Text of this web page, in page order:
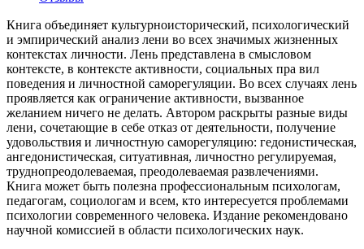
Книга объединяет культурно­исторический, психологический
и эмпирический анализ лени во всех значимых жизненных
контекстах личности. Лень представлена в смысловом
контексте, в контексте активности, социальных пра­ вил
поведения и личностной саморегуляции. Во всех случаях лень
проявляется как ограничение активности, вызванное
желанием ничего не делать. Автором раскрыты разные виды
лени, сочетающие в себе отказ от деятельности, получение
удовольствия и личностную саморегуляцию: гедонистическая,
ангедонистическая, ситуативная, личностно регулируемая,
труднопреодолеваемая, преодолеваемая развлечениями.
Книга может быть полезна профессиональным психологам,
педаго­гам, социологам и всем, кто интересуется проблемами
психологии современного человека. Издание рекомендовано
научной комиссией в области психологических наук.